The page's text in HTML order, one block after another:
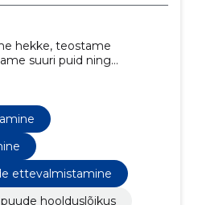
hekke, teostame
suuri puid ning
ettevalmistamine
puude hoolduslõikus